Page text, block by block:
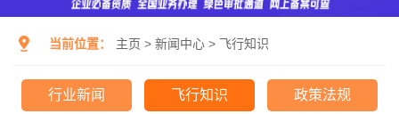
当前位置： 主页 > 新闻中心 > 飞行知识
行业新闻 飞行知识 政策法规